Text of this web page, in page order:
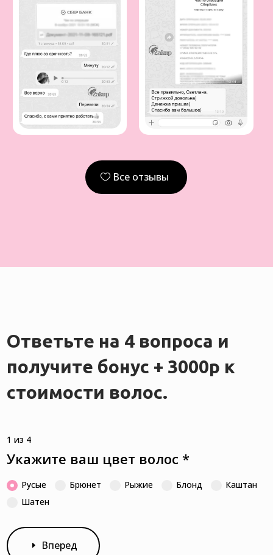
Все отзывы
Ответьте на 4 вопроса и
получите бонус + 3000р к
стоимости волос.
1 из 4
Укажите ваш цвет волос *
Русые Брюнет Рыжие Блонд
Каштан
Шатен
Вперед